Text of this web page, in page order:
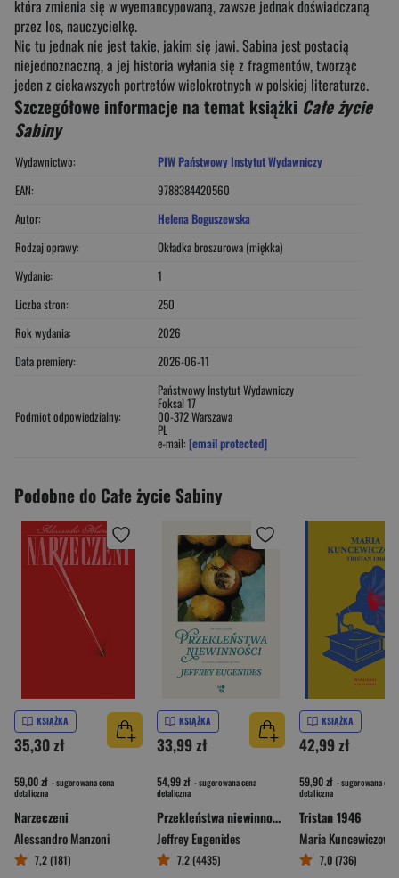
która zmienia się w wyemancypowaną, zawsze jednak doświadczaną
przez los, nauczycielkę.
Nic tu jednak nie jest takie, jakim się jawi. Sabina jest postacią
niejednoznaczną, a jej historia wyłania się z fragmentów, tworząc
jeden z ciekawszych portretów wielokrotnych w polskiej literaturze.
Szczegółowe informacje na temat książki Całe życie
Sabiny
Wydawnictwo:
PIW Państwowy Instytut Wydawniczy
EAN:
9788384420560
Autor:
Helena Boguszewska
Rodzaj oprawy:
Okładka broszurowa (miękka)
Wydanie:
1
Liczba stron:
250
Rok wydania:
2026
Data premiery:
2026-06-11
Podmiot odpowiedzialny:
Państwowy Instytut Wydawniczy
Foksal 17
00-372 Warszawa
PL
e-mail: [email protected]
Podobne do Całe życie Sabiny
KSIĄŻKA
35,30 zł
59,00 zł - sugerowana cena
detaliczna
Narzeczeni
Alessandro Manzoni
7,2 (181)
KSIĄŻKA
33,99 zł
54,99 zł - sugerowana cena
detaliczna
Przekleństwa niewinności
Jeffrey Eugenides
7,2 (4435)
KSIĄŻKA
42,99 zł
59,90 zł - sugerowana cena
detaliczna
Tristan 1946
Maria Kuncewiczowa
7,0 (736)